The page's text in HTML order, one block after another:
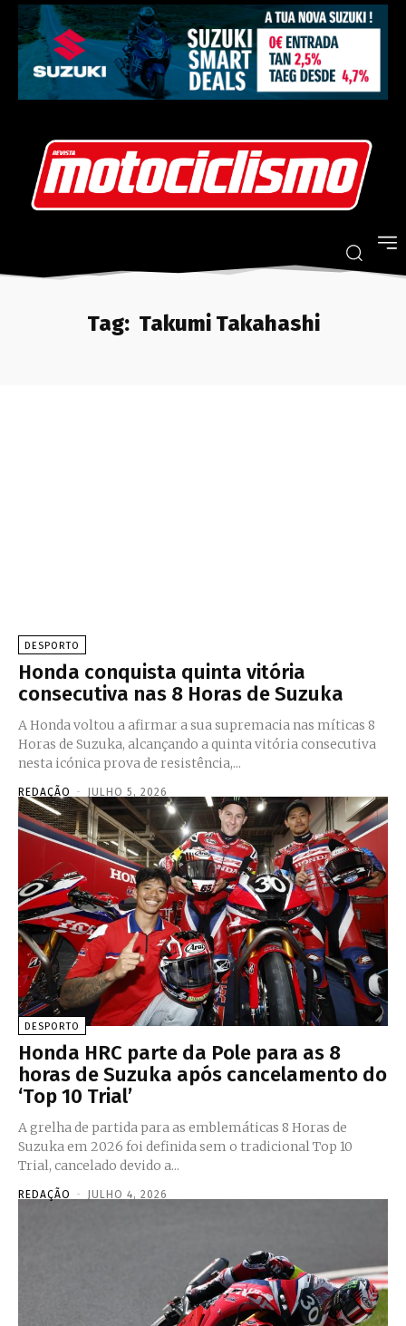
Tag: Takumi Takahashi
DESPORTO
Honda conquista quinta vitória
consecutiva nas 8 Horas de Suzuka
A Honda voltou a afirmar a sua supremacia nas míticas 8
Horas de Suzuka, alcançando a quinta vitória consecutiva
nesta icónica prova de resistência,...
REDAÇÃO - JULHO 5, 2026
DESPORTO
Honda HRC parte da Pole para as 8
horas de Suzuka após cancelamento do
‘Top 10 Trial’
A grelha de partida para as emblemáticas 8 Horas de
Suzuka em 2026 foi definida sem o tradicional Top 10
Trial, cancelado devido a...
REDAÇÃO - JULHO 4, 2026